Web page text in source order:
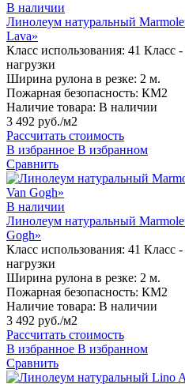
В наличии
Линолеум натуральный
Lava»
Класс использования: 41 Класс
нагрузки
Ширина рулона в резке: 2 м.
Пожарная безопасность: КМ2
Наличие товара: В наличии
3 492 руб./м2
Рассчитать стоимость
В избранное В избранном
Сравнить
В наличии
Линолеум натуральный
Gogh»
Класс использования: 41 Класс
нагрузки
Ширина рулона в резке: 2 м.
Пожарная безопасность: КМ2
Наличие товара: В наличии
3 492 руб./м2
Рассчитать стоимость
В избранное В избранном
Сравнить